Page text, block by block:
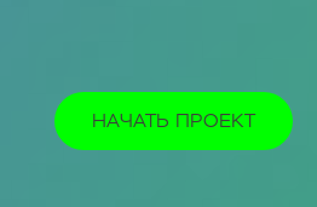
НАЧАТЬ ПРОЕКТ